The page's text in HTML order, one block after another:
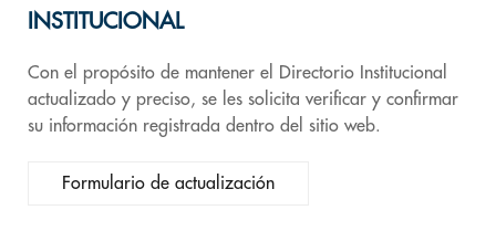
INSTITUCIONAL
Con el propósito de mantener el Directorio Institucional
actualizado y preciso, se les solicita verificar y confirmar
su información registrada dentro del sitio web.
Formulario de actualización